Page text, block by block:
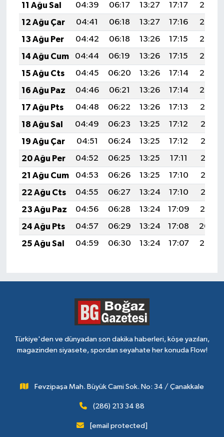
11 Ağu Sal
04:39 06:17 13:27 17:17
20:27
12 Ağu Çar
04:41 06:18 13:27 17:16
20:26
13 Ağu Per
04:42 06:18 13:26 17:15
20:24
14 Ağu Cum
04:44 06:19 13:26 17:15
20:23
15 Ağu Cts
04:45 06:20 13:26 17:14
20:22
16 Ağu Paz
04:46 06:21 13:26 17:14
20:20
17 Ağu Pts
04:48 06:22 13:26 17:13
20:19
18 Ağu Sal
04:49 06:23 13:25 17:12
20:18
19 Ağu Çar
04:51 06:24 13:25 17:12
20:16
20 Ağu Per
04:52 06:25 13:25 17:11
20:15
21 Ağu Cum
04:53 06:26 13:25 17:10
20:13
22 Ağu Cts
04:55 06:27 13:24 17:10
20:12
23 Ağu Paz
04:56 06:28 13:24 17:09
20:10
24 Ağu Pts
04:57 06:29 13:24 17:08
20:09
25 Ağu Sal
04:59 06:30 13:24 17:07 20:07
Türkiye'den ve dünyadan son dakika haberleri, köşe yazıları,
magazinden siyasete, spordan seyahate her konuda Flow!
Fevzipaşa Mah. Büyük Cami Sok. No: 34 / Çanakkale
(286) 213 34 88
[email protected]